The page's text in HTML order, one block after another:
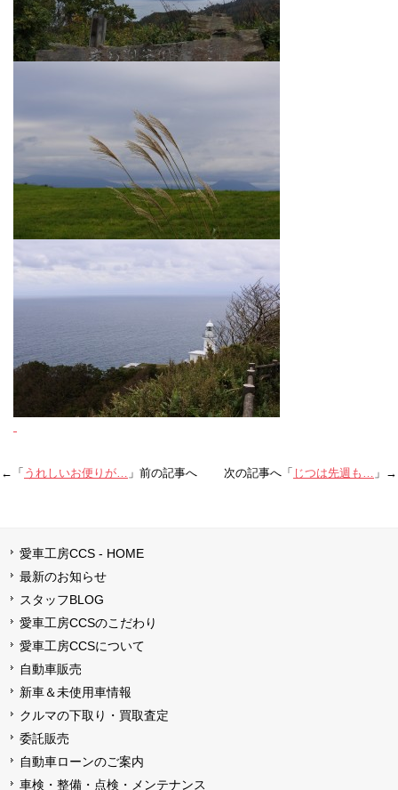
←「 うれしいお便りが… 」前の記事へ 次の記事へ「 じつは先週も… 」→
愛車工房CCS - HOME
最新のお知らせ
スタッフBLOG
愛車工房CCSのこだわり
愛車工房CCSについて
自動車販売
新車＆未使用車情報
クルマの下取り・買取査定
委託販売
自動車ローンのご案内
車検・整備・点検・メンテナンス